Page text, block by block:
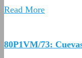
Read More
80P1VM/73: